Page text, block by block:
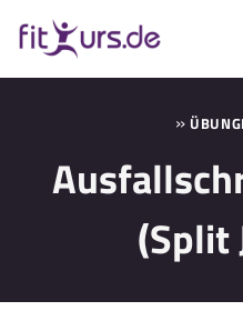
Inhalt
springen
»
(Split